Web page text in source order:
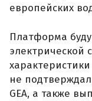
европейских
Платформа
электрической
не
GEA, а также